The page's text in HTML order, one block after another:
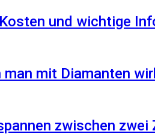
und wichtige
man mit Diamanten
zwischen zwei